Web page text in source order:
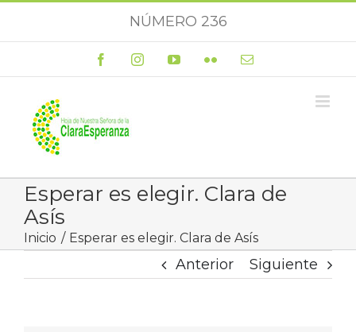
NÚMERO 236
FacebookInstagramYouTubeFlickr Correo
Esperar es elegir. Clara de
Asís
Inicio Esperar es elegir. Clara de Asís
Anterior Siguiente